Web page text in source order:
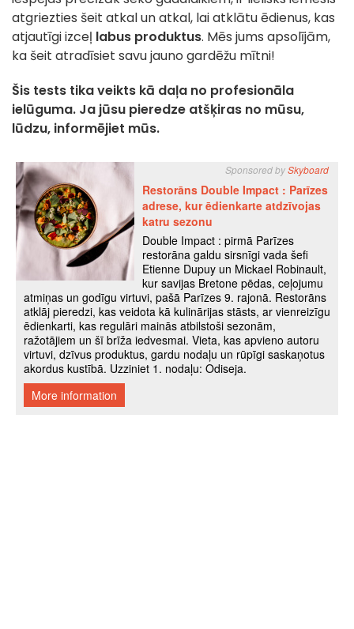
atgriezties šeit atkal un atkal, lai atklātu ēdienus, kas
atjautīgi izceļ labus produktus. Mēs jums apsolījām,
ka šeit atradīsiet savu jauno gardēžu mītni!
Šis tests tika veikts kā daļa no profesionāla
ielūguma. Ja jūsu pieredze atšķiras no mūsu,
lūdzu, informējiet mūs.